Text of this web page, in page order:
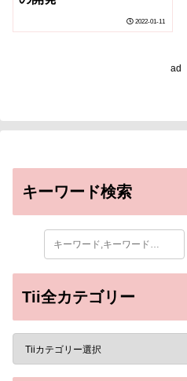
2022-01-11
ad
キーワード検索
Tii全カテゴリー